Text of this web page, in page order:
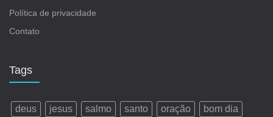
Política de privacidade
Contato
Tags
deus jesus salmo santo oração
bom dia